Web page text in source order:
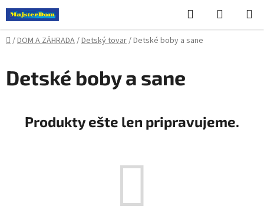
Prejsť
na
obsah
Hľadať
KOŠÍK
Domov
/DOM A ZÁHRADA/Detský tovar/Detské boby a sane
Detské boby a sane
Produkty ešte len pripravujeme.